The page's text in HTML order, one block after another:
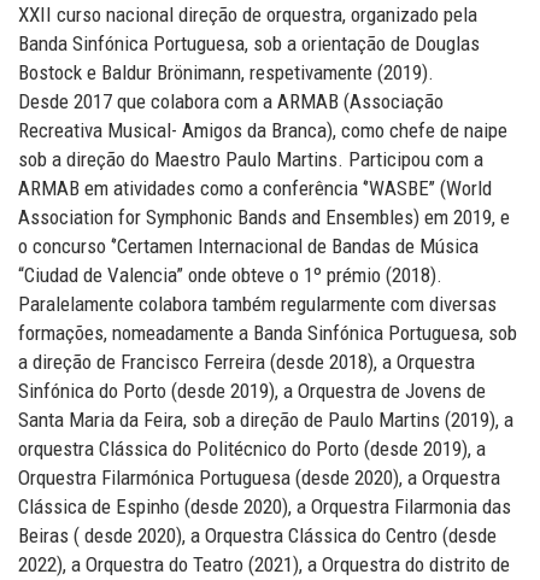
XXII curso nacional direção de orquestra, organizado pela
Banda Sinfónica Portuguesa, sob a orientação de Douglas
Bostock e Baldur Brönimann, respetivamente (2019).
Desde 2017 que colabora com a ARMAB (Associação
Recreativa Musical- Amigos da Branca), como chefe de naipe
sob a direção do Maestro Paulo Martins. Participou com a
ARMAB em atividades como a conferência ‘’WASBE’’ (World
Association for Symphonic Bands and Ensembles) em 2019, e
o concurso ‘’Certamen Internacional de Bandas de Música
“Ciudad de Valencia” onde obteve o 1º prémio (2018).
Paralelamente colabora também regularmente com diversas
formações, nomeadamente a Banda Sinfónica Portuguesa, sob
a direção de Francisco Ferreira (desde 2018), a Orquestra
Sinfónica do Porto (desde 2019), a Orquestra de Jovens de
Santa Maria da Feira, sob a direção de Paulo Martins (2019), a
orquestra Clássica do Politécnico do Porto (desde 2019), a
Orquestra Filarmónica Portuguesa (desde 2020), a Orquestra
Clássica de Espinho (desde 2020), a Orquestra Filarmonia das
Beiras ( desde 2020), a Orquestra Clássica do Centro (desde
2022), a Orquestra do Teatro (2021), a Orquestra do distrito de